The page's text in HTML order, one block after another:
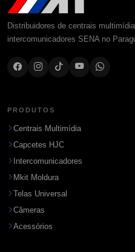
Distribuidores de centrais
intercomunicadores SENA no
PRODUTOS
Centrais Multimídia
Capcetes HJC
Intercomunicadores
Mkit Moldura
Telas Universal
Câmeras
Acessórios